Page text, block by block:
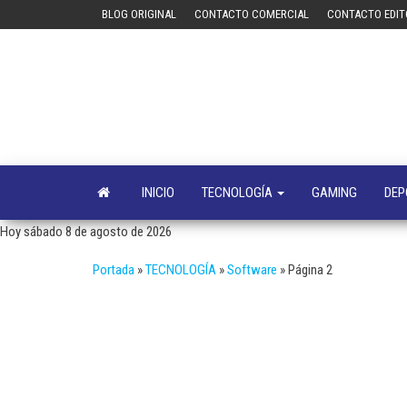
BLOG ORIGINAL CONTACTO COMERCIAL CONTACTO
INICIO TECNOLOGÍA GAMING
Hoy sábado 8 de agosto de 2026
Portada »TECNOLOGÍA »Software »Página 2